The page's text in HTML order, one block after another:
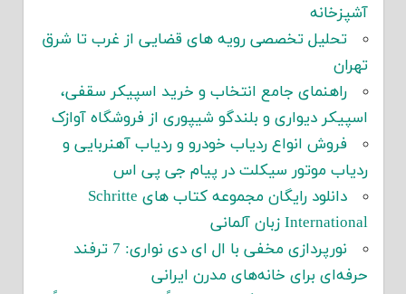
آشپزخانه
تحلیل تخصصی رویه های قضایی از غرب تا شرق
تهران
راهنمای جامع انتخاب و خرید اسپیکر سقفی،
اسپیکر دیواری و بلندگو شیپوری از فروشگاه آوازک
فروش انواع ردیاب خودرو و ردیاب آهنربایی و
ردیاب موتور سیکلت در پیام جی پی اس
دانلود رایگان مجموعه کتاب های Schritte
International زبان آلمانی
نورپردازی مخفی با ال ای دی نواری: 7 ترفند
حرفه‌ای برای خانه‌های مدرن ایرانی